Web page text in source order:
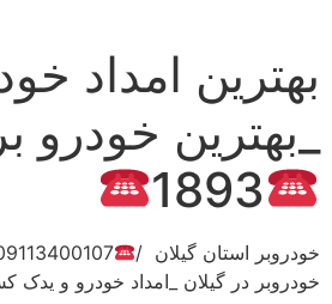
بهترین امداد
_بهترین
1893
خودروبر استان گیلان /
خودروبر در گیلان _امداد خودرو و